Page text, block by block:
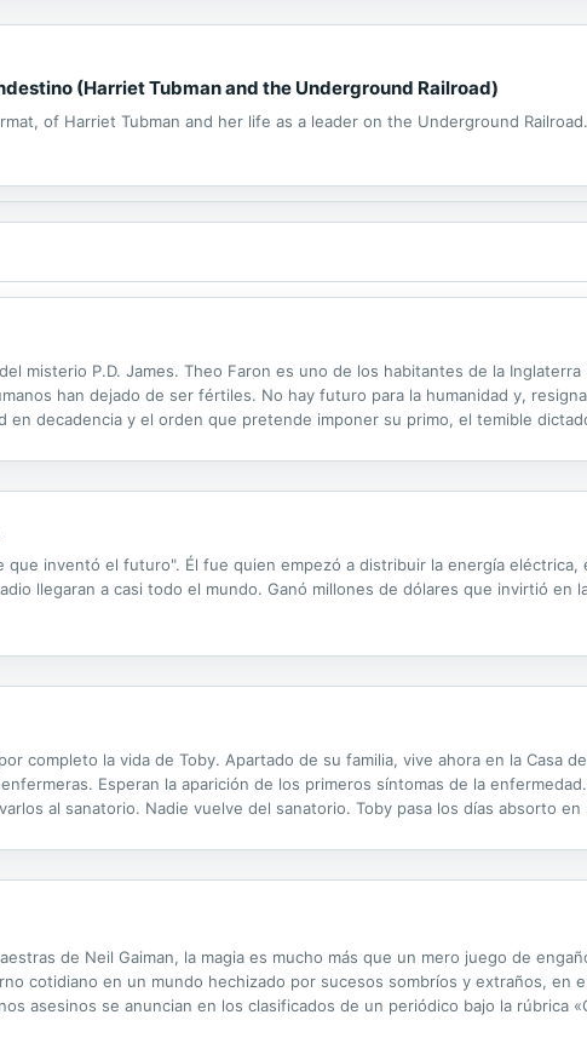
(Harriet Tubman and the Underground Railroad)
of Harriet Tubman and her life as a leader on the Underground Railroad.
misterio P.D. James. Theo Faron es uno de los habitantes de la
han dejado de ser fértiles. No hay futuro para la humanidad y,
en decadencia y el orden que pretende imponer su primo, el temible
que inventó el futuro". Él fue quien empezó a distribuir la energía
llegaran a casi todo el mundo. Ganó millones de dólares que invirtió en
completo la vida de Toby. Apartado de su familia, vive ahora en la Casa
Esperan la aparición de los primeros síntomas de la
al sanatorio. Nadie vuelve del sanatorio. Toby pasa los días absorto
de Neil Gaiman, la magia es mucho más que un mero juego de
cotidiano en un mundo hechizado por sucesos sombríos y extraños, en
asesinos se anuncian en los clasificados de un periódico bajo la rúbrica